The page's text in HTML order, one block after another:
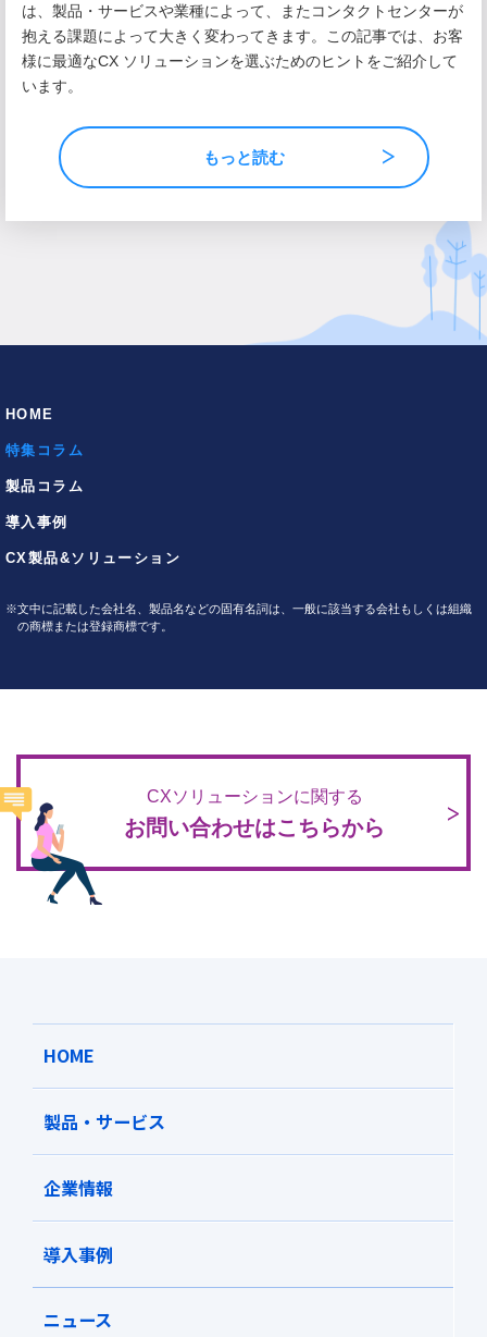
は、製品・サービスや業種によって、またコンタクトセンターが
抱える課題によって大きく変わってきます。この記事では、お客
様に最適なCX ソリューションを選ぶためのヒントをご紹介して
います。
もっと読む
HOME
特集コラム
製品コラム
導入事例
CX製品&ソリューション
※文中に記載した会社名、製品名などの固有名詞は、一般に該当する会社もしくは組織
の商標または登録商標です。
CXソリューションに関する
お問い合わせはこちらから
HOME
製品・サービス
企業情報
導入事例
ニュース